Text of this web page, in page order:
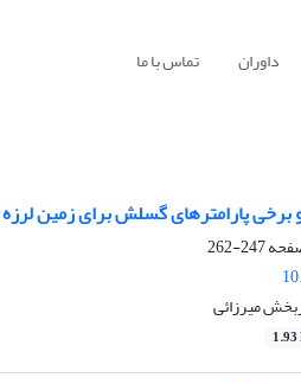
داوران تماس با ما
پارامترهای گسلش برای زمین
247-262
میرزائی